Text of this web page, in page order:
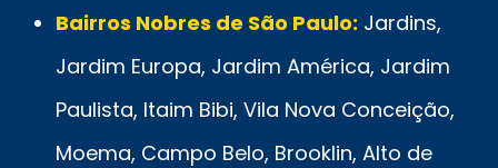
Bairros Nobres de São Paulo: Jardins,
Jardim Europa, Jardim América, Jardim
Paulista, Itaim Bibi, Vila Nova Conceição,
Moema, Campo Belo, Brooklin, Alto de